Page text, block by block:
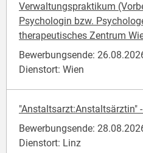
Verwaltungspraktikum
Psychologin bzw.
therapeutisches Zentrum
Bewerbungsende:
Dienstort: Wien
"Anstaltsarzt:Anstaltsärztin"
Bewerbungsende:
Dienstort: Linz